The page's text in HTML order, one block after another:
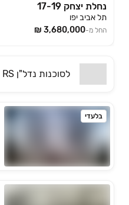
נחלת יצחק 17-19
תל אביב יפו
החל מ-
לסוכנות RS נדל"ן
בלעדי